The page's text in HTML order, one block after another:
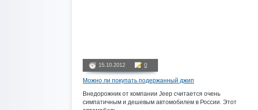
15.10.2012 0
Можно ли покупать подержанный джип
Внедорожник от компании Jeep считается очень
симпатичным и дешевым автомобилем в России. Этот